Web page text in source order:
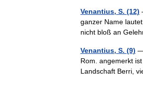
Venantius, S. (12)
ganzer Name
nicht bloß an
Venantius, S. (9) —
Rom. angemerkt
Landschaft Berri,